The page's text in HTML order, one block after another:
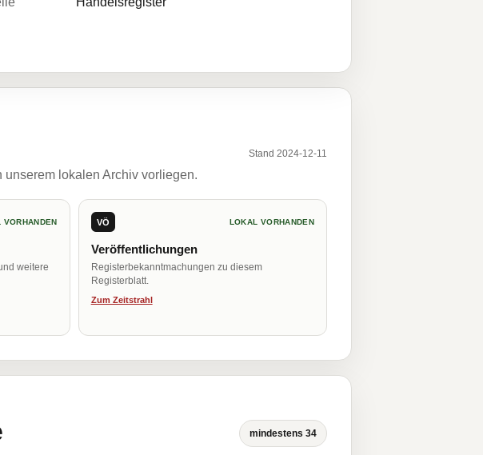
Stand 2024-12-11
lokalen Archiv vorliegen.
VORHANDEN
weitere
VÖ LOKAL VORHANDEN
Veröffentlichungen
Registerbekanntmachungen zu diesem
Registerblatt.
Zum Zeitstrahl
mindestens 34